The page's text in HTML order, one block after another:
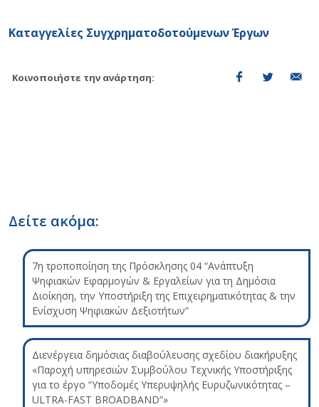
Καταγγελίες Συγχρηματοδοτούμενων Έργων
Κοινοποιήστε την ανάρτηση:
Δείτε ακόμα:
7η τροποποίηση της Πρόσκλησης 04 “Ανάπτυξη
Ψηφιακών Εφαρμογών & Εργαλείων για τη Δημόσια
Διοίκηση, την Υποστήριξη της Επιχειρηματικότητας & την
Ενίσχυση Ψηφιακών Δεξιοτήτων”
Διενέργεια δημόσιας διαβούλευσης σχεδίου διακήρυξης
«Παροχή υπηρεσιών Συμβούλου Τεχνικής Υποστήριξης
για το έργο “Υποδομές Υπερυψηλής Ευρυζωνικότητας –
ULTRA-FAST BROADBAND”»